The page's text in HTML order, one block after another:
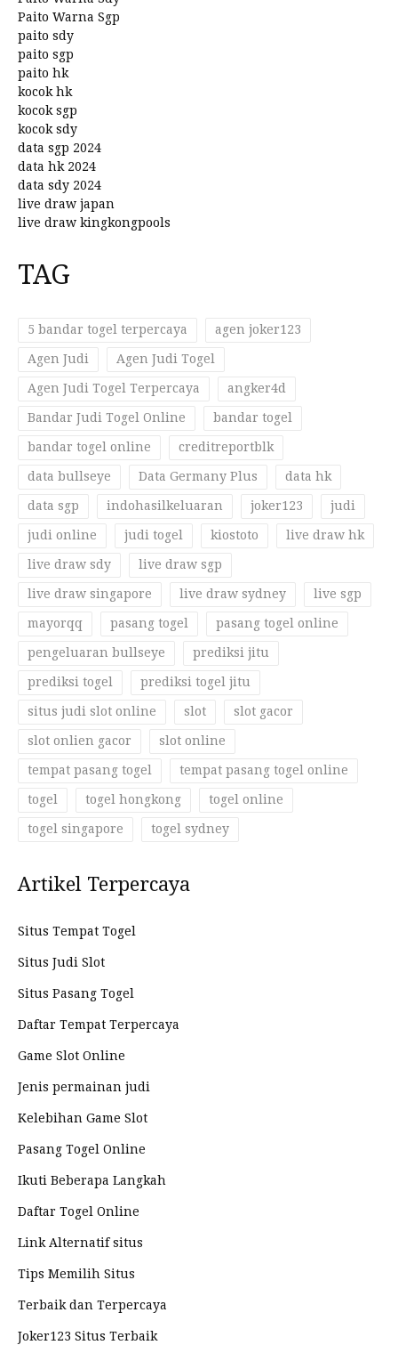
Paito Warna Sgp
paito sdy
paito sgp
paito hk
kocok hk
kocok sgp
kocok sdy
data sgp 2024
data hk 2024
data sdy 2024
live draw japan
live draw kingkongpools
TAG
5 bandar togel terpercaya agen joker123
Agen Judi Agen Judi Togel
Agen Judi Togel Terpercaya angker4d
Bandar Judi Togel Online bandar togel
bandar togel online creditreportblk
data bullseye Data Germany Plus data hk
data sgp indohasilkeluaran joker123 judi
judi online judi togel kiostoto live draw hk
live draw sdy live draw sgp
live draw singapore live draw sydney live sgp
mayorqq pasang togel pasang togel online
pengeluaran bullseye prediksi jitu
prediksi togel prediksi togel jitu
situs judi slot online slot slot gacor
slot onlien gacor slot online
tempat pasang togel tempat pasang togel online
togel togel hongkong togel online
togel singapore togel sydney
Artikel Terpercaya
Situs Tempat Togel
Situs Judi Slot
Situs Pasang Togel
Daftar Tempat Terpercaya
Game Slot Online
Jenis permainan judi
Kelebihan Game Slot
Pasang Togel Online
Ikuti Beberapa Langkah
Daftar Togel Online
Link Alternatif situs
Tips Memilih Situs
Terbaik dan Terpercaya
Joker123 Situs Terbaik